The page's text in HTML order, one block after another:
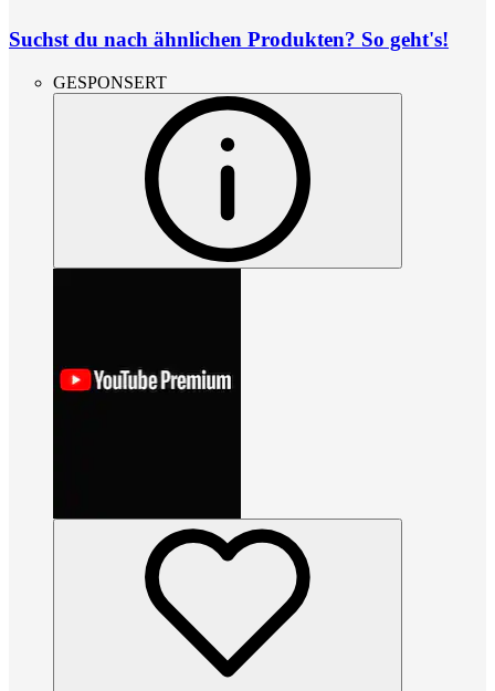
Suchst du nach ähnlichen Produkten? So geht's!
GESPONSERT